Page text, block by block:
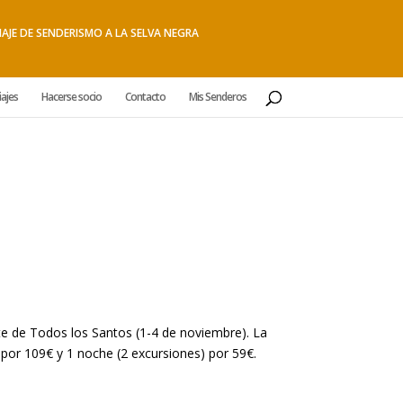
DE SENDERISMO A LA SELVA NEGRA
Hacerse socio Contacto Mis Senderos
de Todos los Santos (1-4 de noviembre). La
109€ y 1 noche (2 excursiones) por 59€.